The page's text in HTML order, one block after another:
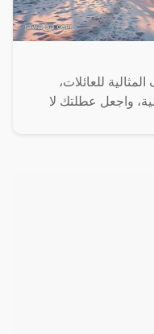
للعائلات،
واجعل عطلتك لا